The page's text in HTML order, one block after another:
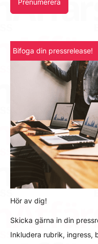
Prenumerera
Bifoga din pressrelease!
Hör av dig!
Skicka gärna in din
Inkludera rubrik, ingress,